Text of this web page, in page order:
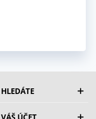
HLEDÁTE
VÁŠ ÚČET